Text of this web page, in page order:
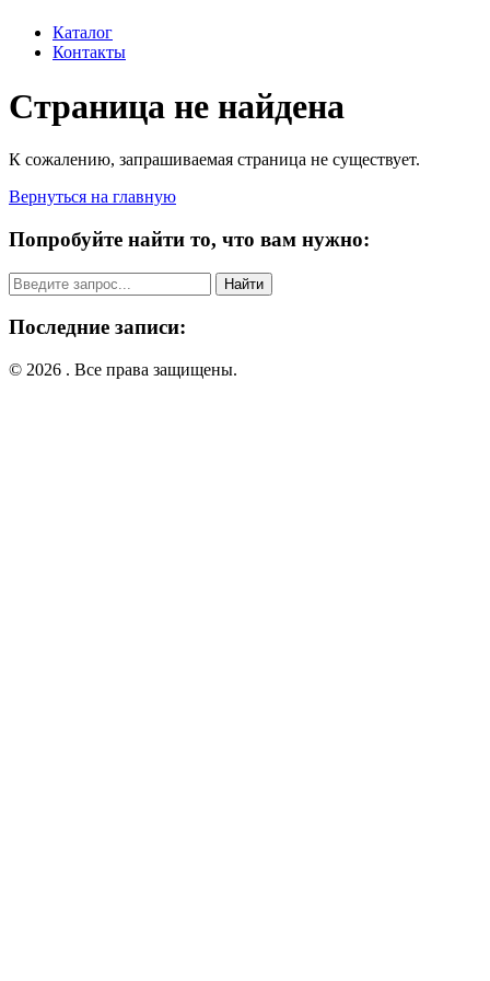
Каталог
Контакты
Страница не найдена
К сожалению, запрашиваемая страница не существует.
Вернуться на главную
Попробуйте найти то, что вам нужно:
Поиск:
Последние записи:
© 2026 . Все права защищены.